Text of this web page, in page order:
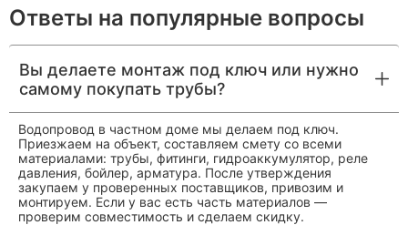
Ответы на популярные вопросы
Вы делаете монтаж под ключ или нужно
самому покупать трубы?
Водопровод в частном доме мы делаем под ключ.
Приезжаем на объект, составляем смету со всеми
материалами: трубы, фитинги, гидроаккумулятор, реле
давления, бойлер, арматура. После утверждения
закупаем у проверенных поставщиков, привозим и
монтируем. Если у вас есть часть материалов —
проверим совместимость и сделаем скидку.